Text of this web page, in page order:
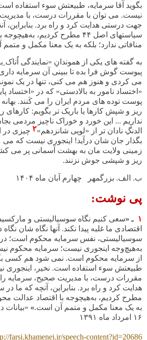
بگوید آقا سرمایه، طبیعتش سوء استفاده
نیست. می توان با مقررات درست، با
جهت درستی هدایت کرد و راه برد. بنابراین،
سیاستهای اصل ۴۴ مطرح کردیم، به‌هیچوجه
منافاتی ندارد؛ بلکه به یک معنا مکمل و
به گفته های یکی از هموندانِ «نمایندگی اُتاک
پیوست گوش فرا بده تا ببینی آن سرمایه
می کردی و هنوز هم می کنی، تنها در یک نمونه
«اختساد نامور به بالادستی» که در «اختساد
پوست توده های مردم ایران را می کَنند.
ریز و شپش کارها یا باریک تر بگویم:
نداریم ... این خورد و خوراک ناچیز مردمی
الدنگِ نادان تر از «لویی شانزدهم»٢ چیزی در
بگذار جان شان درآید! اینجوری نیست که می
زمینی ولایت مان به بهشت آسمانی پر می
ریز و شپشی جوش نزنند.
ب. الف. بزرگمهر چهارم آبان ماه ١۴٠۴
پی نوشت:
١ ـ «سعی کنیم نگاه سوسیالیستی و
اقتصادی ما غلبه پیدا نکند. آنها نگاه شان
سوسیالیستی، نفس سرمایه محکوم است؛
به‌هیچ‌وجه اینجوری نیست؛ سرمایه محکوم
از سرمایه محکوم است. نمی شود هم کسی
طبیعتش سوء استفاده است. نخیر، اینجوری
مقررات درست، با مدیریت صحیح، سرمایه
هدایت کرد و راه برد. بنابراین، آنچه که ما
مطرح کردیم، به‌هیچوجه با اقتصاد عدالت
به یک معنا مکمل و متمم آن است.» «بیانات
۱۶
امرداد ماه ۱۳۹۱
farsi.khamenei.ir/speech-content?id=20686